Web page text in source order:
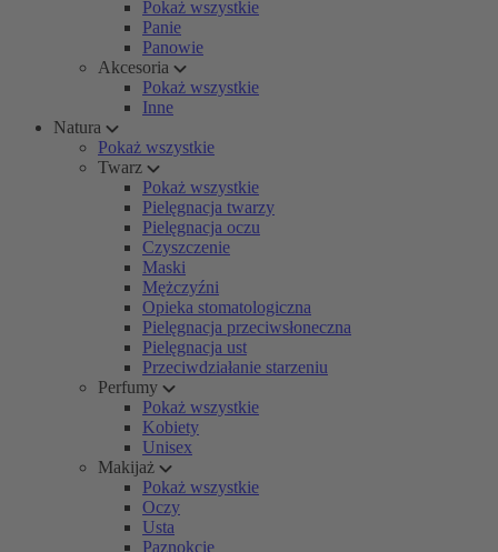
Pokaż wszystkie
Panie
Panowie
Akcesoria
Pokaż wszystkie
Inne
Natura
Pokaż wszystkie
Twarz
Pokaż wszystkie
Pielęgnacja twarzy
Pielęgnacja oczu
Czyszczenie
Maski
Mężczyźni
Opieka stomatologiczna
Pielęgnacja przeciwsłoneczna
Pielęgnacja ust
Przeciwdziałanie starzeniu
Perfumy
Pokaż wszystkie
Kobiety
Unisex
Makijaż
Pokaż wszystkie
Oczy
Usta
Paznokcie